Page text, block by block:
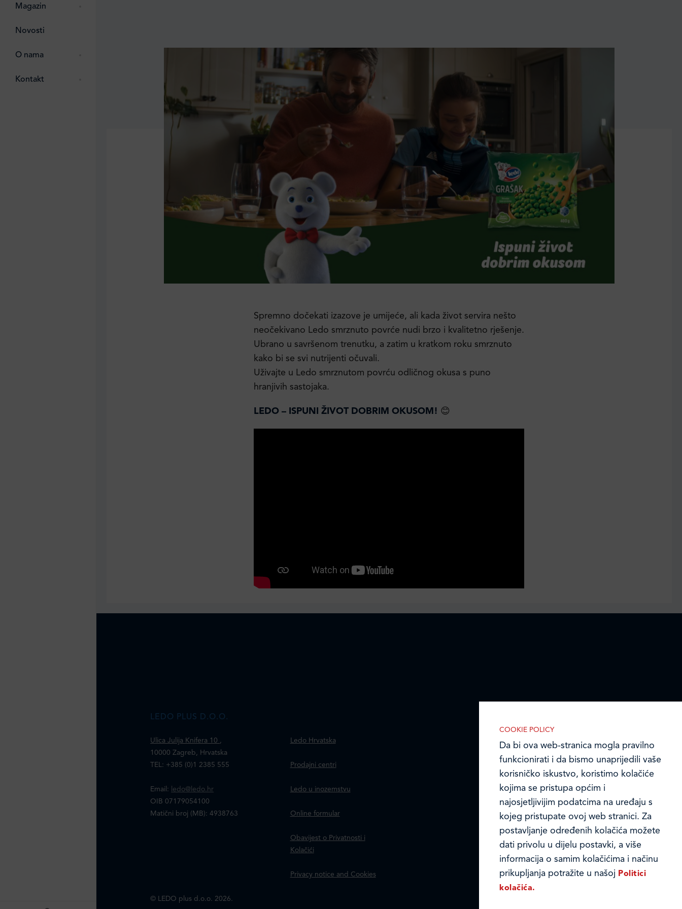
Magazin
Novosti
O nama
ostalo
Kontakt
Spremno dočekati izazove je umijeće, ali kada život servira nešto
neočekivano Ledo smrznuto povrće nudi brzo i kvalitetno rješenje.
Ubrano u savršenom trenutku, a zatim u kratkom roku smrznuto
kako bi se svi nutrijenti očuvali.
Uživajte u Ledo smrznutom povrću odličnog okusa s puno
hranjivih sastojaka.
LEDO – ISPUNI ŽIVOT DOBRIM OKUSOM! 😊
LEDO PLUS D.O.O.
Ulica Julija Knifera 10
10000 Zagreb, Hrvatska
TEL: +385 (0)1 2385 555
Email:
ledo@ledo.hr
OIB 07179054100
Matični broj (MB): 4938763
Ledo Hrvatska
Prodajni centri
Ledo u inozemstvu
Online formular
Obavijest o Privatnosti i
Kolačići
Privacy notice and Cookies
© LEDO plus d.o.o. 2026.
COOKIE POLICY
Da bi ova web-stranica mogla pravilno
funkcionirati i da bismo unaprijedili vaše
korisničko iskustvo, koristimo kolačiće
kojima se pristupa općim i
najosjetljivijim podatcima na uređaju s
kojeg pristupate ovoj web stranici. Za
postavljanje određenih kolačića možete
dati privolu u dijelu postavki, a više
informacija o samim kolačićima i načinu
prikupljanja potražite u našoj Politici
kolačića.
IZABERITE KOLAČIĆE NA STRANICI
Omogućite ili onemogućite web-
stranici upotrebu funkcionalnih i/ili